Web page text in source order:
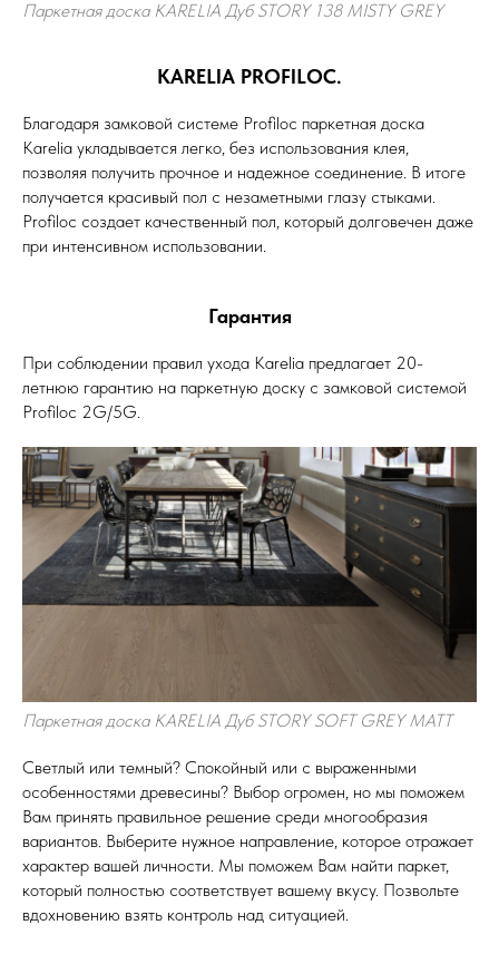
Паркетная доска KARELIA Дуб STORY 138 MISTY GREY
KARELIA PROFILOC.
Благодаря замковой системе Profiloc паркетная доска
Karelia укладывается легко, без использования клея,
позволяя получить прочное и надежное соединение. В итоге
получается красивый пол с незаметными глазу стыками.
Profiloc создает качественный пол, который долговечен даже
при интенсивном использовании.
Гарантия
При соблюдении правил ухода Karelia предлагает 20-
летнюю гарантию на паркетную доску с замковой системой
Profiloc 2G/5G.
Паркетная доска KARELIA Дуб STORY SOFT GREY MATT
Светлый или темный? Спокойный или с выраженными
особенностями древесины? Выбор огромен, но мы поможем
Вам принять правильное решение среди многообразия
вариантов. Выберите нужное направление, которое отражает
характер вашей личности. Мы поможем Вам найти паркет,
который полностью соответствует вашему вкусу. Позвольте
вдохновению взять контроль над ситуацией.